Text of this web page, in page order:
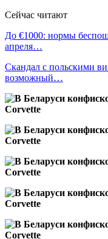
Сейчас читают
До €1000: нормы
апреля…
Скандал с польскими
возможный…